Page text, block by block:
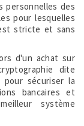
personnelles des
pour lesquelles
stricte et sans
d'un achat sur
dite
pour sécuriser la
bancaires et
système